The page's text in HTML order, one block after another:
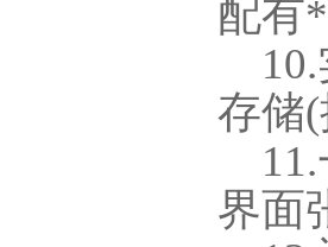
配有
10.
存储(
11.
界面